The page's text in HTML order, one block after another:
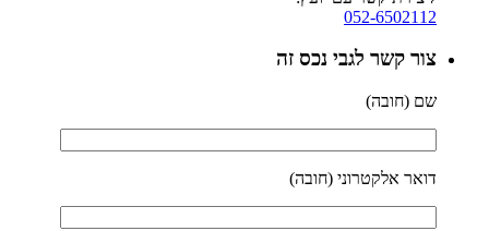
052-6502112
צור קשר לגבי נכס זה
שם (חובה)
דואר אלקטרוני (חובה)